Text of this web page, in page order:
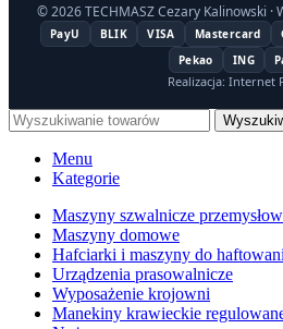
© 2026 TECHMASZ Cezary Kalinowski
PayU BLIK VISA Mastercard
Pekao
ING
Realizacja: Internet
Menu
Kategorie
Maszyny szwalnicze
Maszyny domowe
Hafciarki i maszyny do
Urządzenia prasowalnicze
Wyposażenie krojowni
Manekiny krawieckie